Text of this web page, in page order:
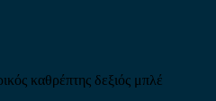
καθρέπτης δεξιός μπλέ